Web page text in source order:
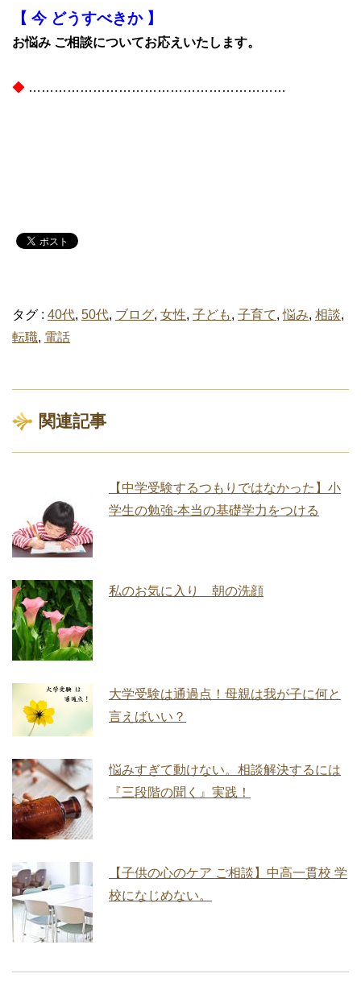
【 今 どうすべきか 】
お悩み ご相談についてお応えいたします。
◆ ……………………………………………………
タグ : 40代, 50代, ブログ, 女性, 子ども, 子育て,悩み, 相談,
転職, 電話
関連記事
【中学受験するつもりではなかった】小
学生の勉強‐本当の基礎学力をつける
私のお気に入り 朝の洗顔
大学受験は通過点！母親は我が子に何と
言えばいい？
悩みすぎて動けない。相談解決するには
『三段階の聞く』実践！
【子供の心のケア ご相談】中高一貫校 学
校になじめない。